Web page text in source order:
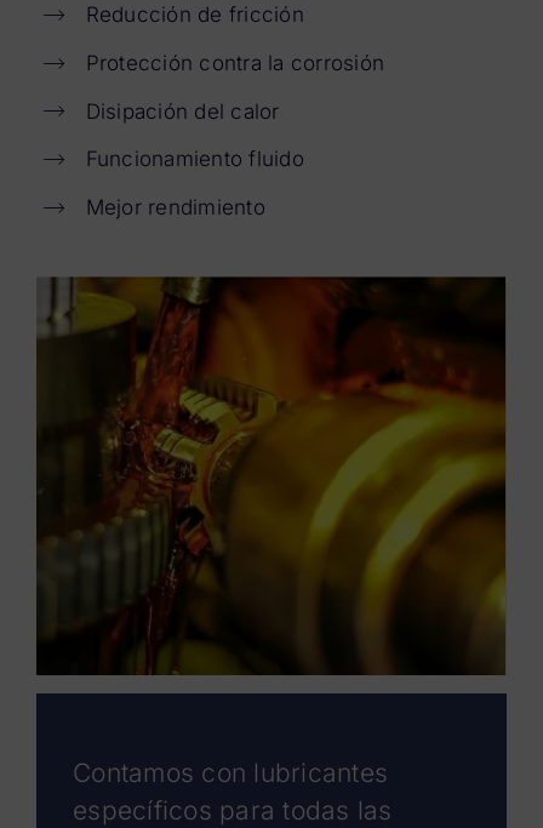
Reducción de fricción
Protección contra la corrosión
Disipación del calor
Funcionamiento fluido
Mejor rendimiento
Contamos con lubricantes
específicos para todas las